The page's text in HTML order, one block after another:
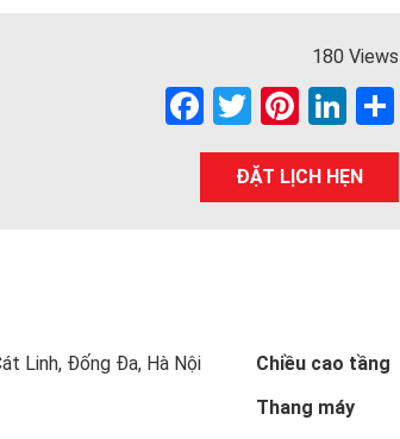
180 Views
F
a
ce
T
wi
tt
Pi
nt
er
Li
n
ke
h
ĐẶT LỊCH HẸN
Linh, Đống Đa, Hà Nội Chiều cao tầng
Thang máy